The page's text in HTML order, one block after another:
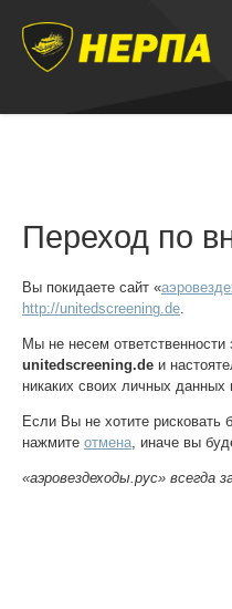
Переход по
Вы покидаете сайт «
http://unitedscreening.de
Мы не несем
unitedscreening.de и
никаких своих личных данных
Если Вы не хотите рисковать
нажмите отмена , иначе вы
«аэровездеходы.рус» всегда